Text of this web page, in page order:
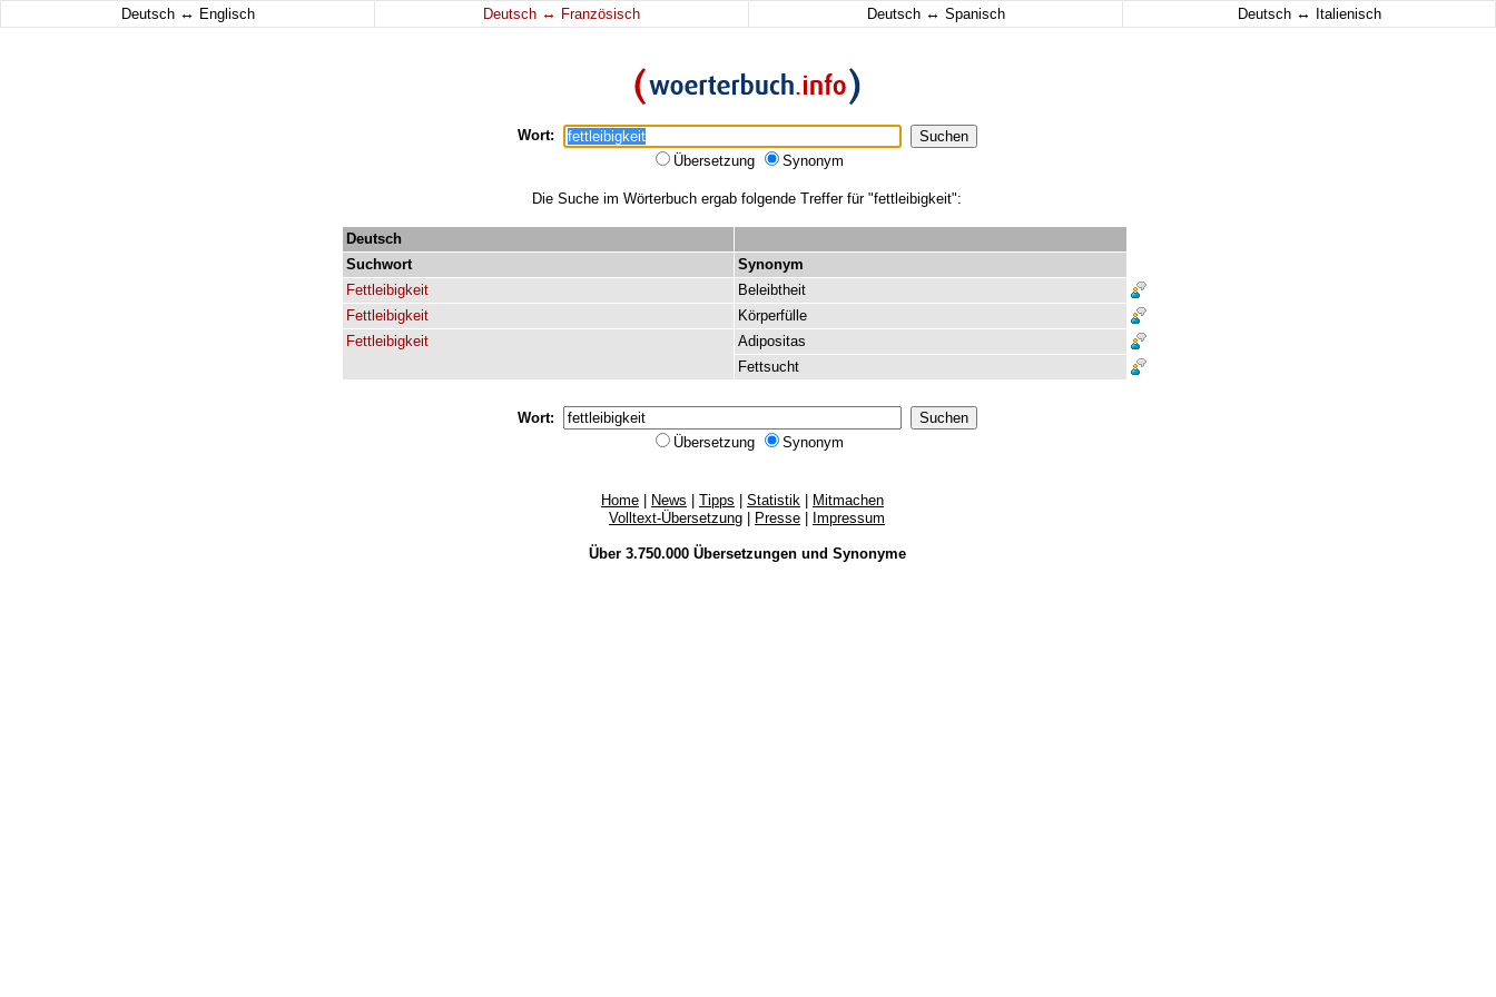
Deutsch ↔ Englisch Deutsch ↔ Französisch Deutsch ↔ Spanisch Deutsch ↔ Italienisch
Wort:
Übersetzung
Synonym
Die Suche im Wörterbuch ergab folgende Treffer für "fettleibigkeit":
Deutsch
Suchwort
Synonym
Fettleibigkeit
Beleibtheit
Fettleibigkeit
Körperfülle
Fettleibigkeit
Adipositas
Fettsucht
Wort:
Übersetzung
Synonym
Home News Tipps Statistik
Mitmachen
Volltext-Übersetzung
Presse Impressum
Über 3.750.000 Übersetzungenund Synonyme